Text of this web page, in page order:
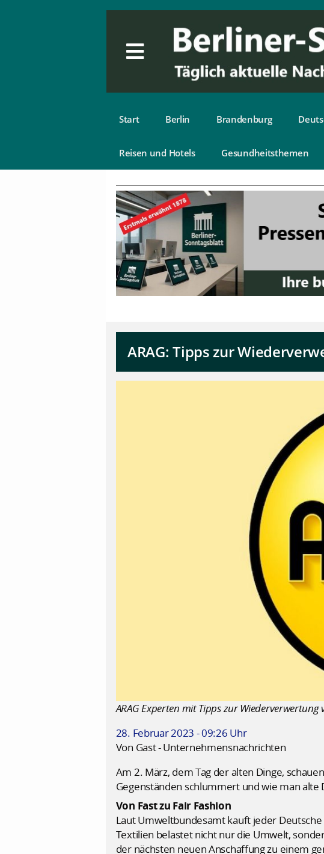
Start Berlin Brandenburg
Reisen und Hotels Gesundheitsthemen
ARAG: Tipps zur
ARAG Experten mit Tipps zur Wiederverwertung
28. Februar 2023 - 09:26 Uhr
Von Gast - Unternehmensnachrichten
Am 2. März, dem Tag der alten Dinge,
Gegenständen schlummert und wie man
Von Fast zu Fair Fashion
Laut Umweltbundesamt kauft jeder
Textilien belastet nicht nur die Umwelt,
der nächsten neuen Anschaffung zu einem